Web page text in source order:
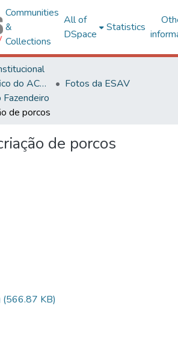
Communities
&
Collections
All of
DSpace
Statistics
Acervo Fotográfico do ACH-UFV
Fotos da ESAV
de porcos
de porcos
(566.87 KB)